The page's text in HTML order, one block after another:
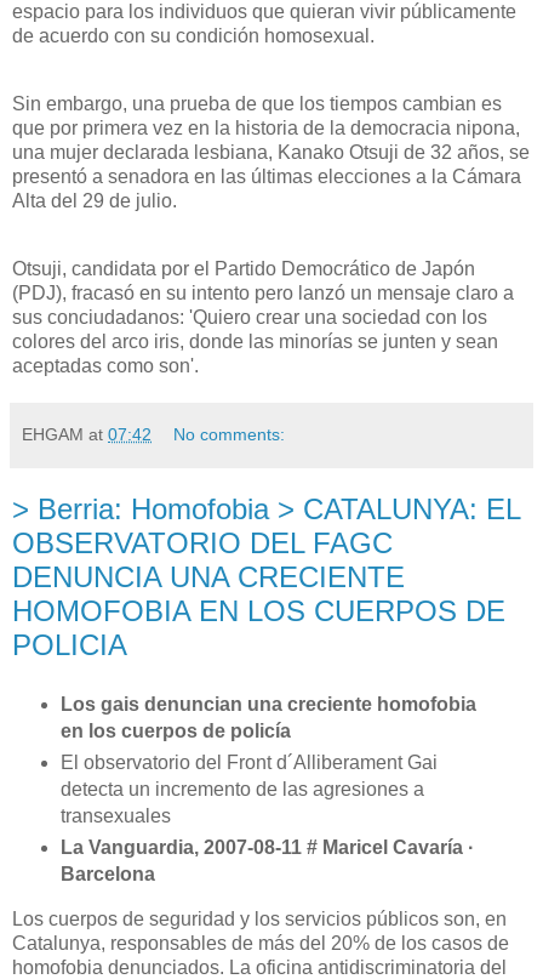
espacio para los individuos que quieran vivir públicamente
de acuerdo con su condición homosexual.
Sin embargo, una prueba de que los tiempos cambian es
que por primera vez en la historia de la democracia nipona,
una mujer declarada lesbiana, Kanako Otsuji de 32 años, se
presentó a senadora en las últimas elecciones a la Cámara
Alta del 29 de julio.
Otsuji, candidata por el Partido Democrático de Japón
(PDJ), fracasó en su intento pero lanzó un mensaje claro a
sus conciudadanos: 'Quiero crear una sociedad con los
colores del arco iris, donde las minorías se junten y sean
aceptadas como son'.
EHGAM at 07:42 No comments:
> Berria: Homofobia > CATALUNYA: EL
OBSERVATORIO DEL FAGC
DENUNCIA UNA CRECIENTE
HOMOFOBIA EN LOS CUERPOS DE
POLICIA
Los gais denuncian una creciente homofobia
en los cuerpos de policía
El observatorio del Front d´Alliberament Gai
detecta un incremento de las agresiones a
transexuales
La Vanguardia, 2007-08-11 # Maricel Cavaría ·
Barcelona
Los cuerpos de seguridad y los servicios públicos son, en
Catalunya, responsables de más del 20% de los casos de
homofobia denunciados. La oficina antidiscriminatoria del